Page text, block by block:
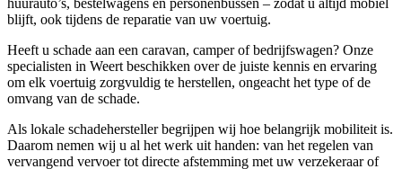
blijft, ook tijdens de reparatie van uw voertuig.
Heeft u schade aan een caravan, camper of bedrijfswagen? Onze
specialisten in Weert beschikken over de juiste kennis en ervaring
om elk voertuig zorgvuldig te herstellen, ongeacht het type of de
omvang van de schade.
Als lokale schadehersteller begrijpen wij hoe belangrijk mobiliteit is.
Daarom nemen wij u al het werk uit handen: van het regelen van
vervangend vervoer tot directe afstemming met uw verzekeraar of